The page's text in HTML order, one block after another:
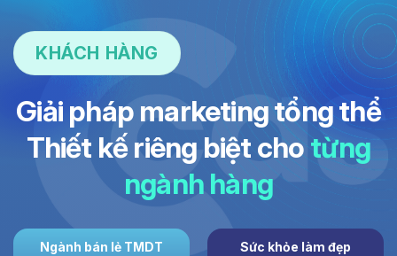
KHÁCH HÀNG
Giải pháp marketing tổng thể
Thiết kế riêng biệt cho từng
ngành hàng
Ngành bán lẻ TMDT Sức khỏe làm đẹp